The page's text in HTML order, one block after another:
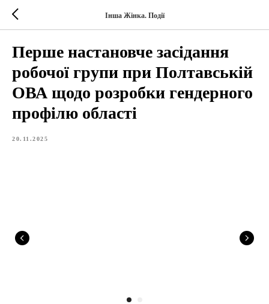
Інша Жінка. Події
Перше настановче засідання
робочої групи при Полтавській
ОВА щодо розробки гендерного
профілю області
20.11.2025